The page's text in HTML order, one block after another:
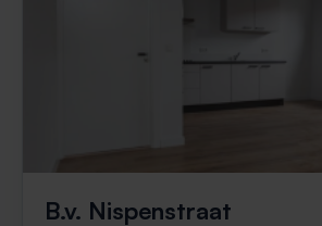
B.v. Nispenstraat